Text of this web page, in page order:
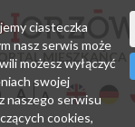
MIESZKAŃCA
ciasteczka
nasz serwis może
możesz wyłączyć
swojej
naszego serwisu
cookies,